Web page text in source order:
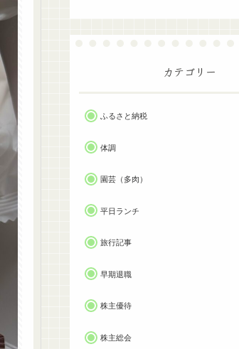
カテゴリー
ふるさと納税
体調
園芸（多肉）
平日ランチ
旅行記事
早期退職
株主優待
株主総会